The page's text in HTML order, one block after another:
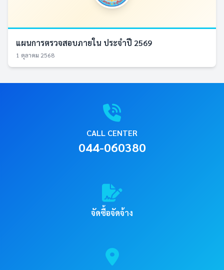
แผนการตรวจสอบภายใน ประจำปี 2569
1 ตุลาคม 2568
CALL CENTER
044-060380
จัดซื้อจัดจ้าง